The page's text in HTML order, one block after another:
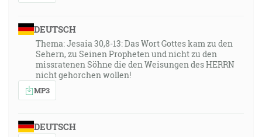
DEUTSCH
Thema: Jesaia 30,8-13: Das Wort Gottes kam zu den
Sehern, zu Seinen Propheten und nicht zu den
missratenen Söhne die den Weisungen des HERRN
nicht gehorchen wollen!
MP3
DEUTSCH